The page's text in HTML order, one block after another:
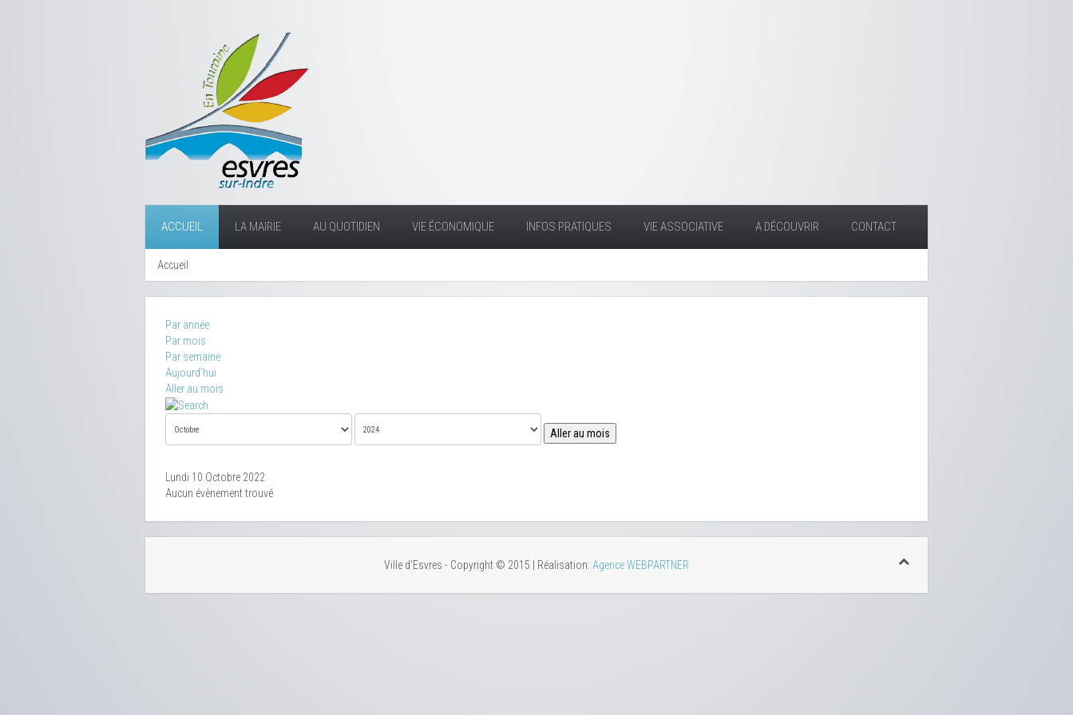
ACCUEIL LA MAIRIE AU QUOTIDIEN VIE ÉCONOMIQUE INFOS PRATIQUES VIE ASSOCIATIVE A DÉCOUVRIR CONTACT
Accueil
Par année
Par mois
Par semaine
Aujourd'hui
Aller au mois
Aller au mois
Lundi 10 Octobre 2022
Aucun évènement trouvé
Ville d'Esvres - Copyright © 2015 | Réalisation: Agence WEBPARTNER